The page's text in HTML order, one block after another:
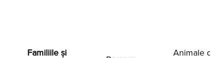
Familiile și
Animale de